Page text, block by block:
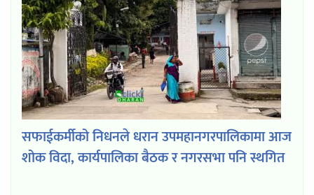
सफाईकर्मीको निधनले धरान उपमहानगरपालिकामा आज
शोक विदा, कार्यपालिका बैठक र नगरसभा पनि स्थगित